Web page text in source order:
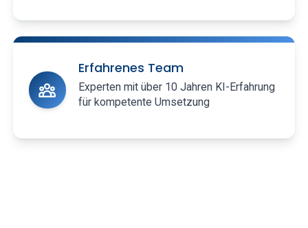
Erfahrenes Team
Experten mit über 10 Jahren KI-Erfahrung
für kompetente Umsetzung